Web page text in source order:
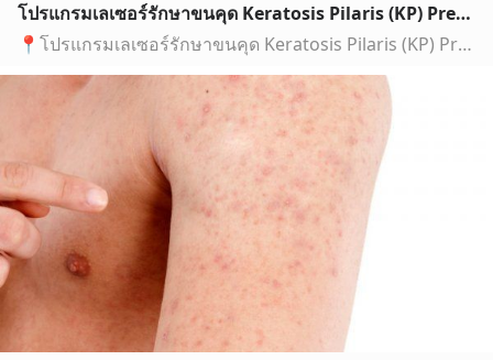
โปรแกรมเลเซอร์รักษาขนคุด Keratosis Pilaris (KP) Premium KP Laser Treatment Program
📍โปรแกรมเลเซอร์รักษาขนคุด Keratosis Pilaris (KP) Premium KP Laser Treatment Programขนคุด KP จะมีลักษณะเป็นตุ่มนูนแข็ง กระจายตามรูขุมขน (Hair follicles) และม...